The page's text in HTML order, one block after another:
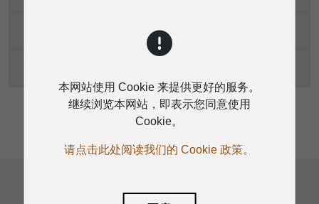
本网站使用 Cookie 来提供更好的服务。
继续浏览本网站，即表示您同意使用
Cookie。
请点击此处阅读我们的 Cookie 政策。